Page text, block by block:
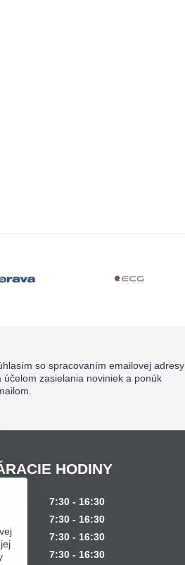
so spracovaním emailovej adresy
účelom zasielania noviniek a ponúk
HODINY
7:30 - 16:30
7:30 - 16:30
7:30 - 16:30
7:30 - 16:30